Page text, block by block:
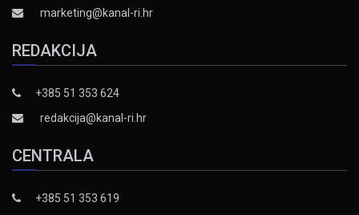
marketing@kanal-ri.hr
REDAKCIJA
+385 51 353 624
redakcija@kanal-ri.hr
CENTRALA
+385 51 353 619